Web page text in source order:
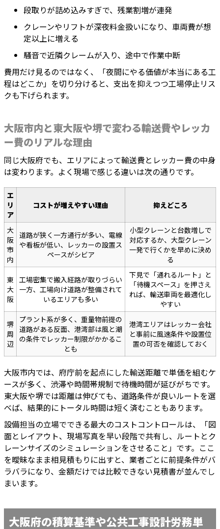
段取りが詰め込みすぎで、残業割増が連発
クレーンやリフトが深夜料金扱いになり、車両費が想
定以上に増える
騒音で近隣クレームが入り、途中で作業中断
費用だけ見るのではなく、「夜間にやる価値が本当にある工
程はどこか」を切り分けると、支出を抑えつつ工場停止リス
クも下げられます。
大阪市内と東大阪や堺で変わる輸送費やレッカ
ー費のリアルな理由
同じ大阪府でも、エリアによって輸送費とレッカー費の中身
は変わります。よく現場で感じる違いは次の通りです。
エ
リ
ア
コストが増えやすい理由 抑えどころ
大
阪
市
内
道路が狭く一方通行が多い、電線
や看板が低い、レッカーの設置ス
ペースがシビア
小型クレーンと台数増しで
対応するか、大型クレーン
一発で行くかを早めに決め
る
東
大
阪
工場密集で搬入経路が取りづらい
一方、工場向け道路が整備されて
いるエリアも多い
下見で「通れるルート」と
「待機スペース」を押さえ
れば、輸送車両を最適化し
やすい
堺
周
辺
プラント系が多く、重量物前提の
道路がある反面、港湾部は風と潮
の条件でレッカー制限がかかるこ
とも
港湾エリアはレッカー会社
と事前に風速条件や設置位
置の可否を確認しておく
大阪市内では、府庁前を起点にした輸送距離で単価を組むケ
ースが多く、渋滞や時間帯規制で待機時間が延びがちです。
東大阪や堺では距離は伸びても、道路条件が良いルートを選
べば、結果的にトータル時間は短く済むこともあります。
設備担当の立場でできる最大のコストコントロールは、「図
面とレイアウト、現場写真を早い段階で共有し、ルートとク
レーンサイズのシミュレーションをさせること」です。ここ
を曖昧なまま相見積もりに出すと、業者ごとに前提条件がバ
ラバラになり、金額だけでは比較できない見積書が並んでし
まいます。
大阪府の積算基準や公共工事設計労務単